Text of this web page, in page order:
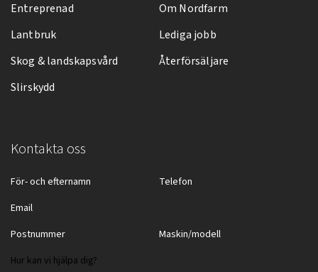
Entreprenad
Lantbruk
Skog & landskapsvård
Slirskydd
Om Nordfarm
Lediga jobb
Återförsäljare
Kontakta oss